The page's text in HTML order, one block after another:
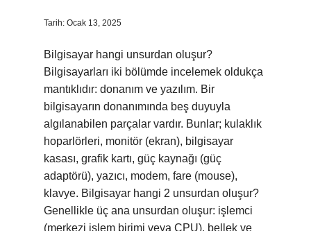
Tarih: Ocak 13, 2025
Bilgisayar hangi unsurdan oluşur?
Bilgisayarları iki bölümde incelemek oldukça
mantıklıdır: donanım ve yazılım. Bir
bilgisayarın donanımında beş duyuyla
algılanabilen parçalar vardır. Bunlar; kulaklık
hoparlörleri, monitör (ekran), bilgisayar
kasası, grafik kartı, güç kaynağı (güç
adaptörü), yazıcı, modem, fare (mouse),
klavye. Bilgisayar hangi 2 unsurdan oluşur?
Genellikle üç ana unsurdan oluşur: işlemci
(merkezi işlem birimi veya CPU), bellek ve